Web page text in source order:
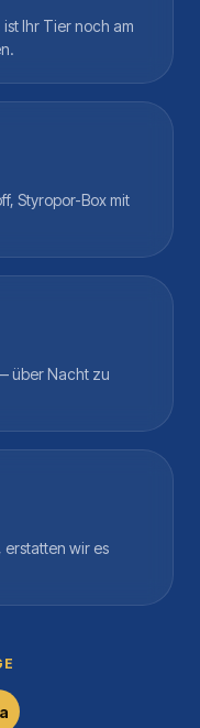
Ihr Tier noch am
Styropor-Box mit
über Nacht zu
erstatten wir es